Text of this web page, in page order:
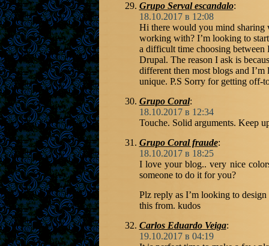
Grupo Serval escandalo:
18.10.2017 в 12:08
Hi there would you mind sharing
working with? I’m looking to
a difficult time choosing
Drupal. The reason I ask is
different then most blogs and
unique. P.S Sorry for getting
Grupo Coral:
18.10.2017 в 12:34
Touche. Solid arguments. Keep
Grupo Coral fraude:
18.10.2017 в 18:25
I love your blog.. very nice
someone to do it for you?
Plz reply as I’m looking to
this from. kudos
Carlos Eduardo Veiga:
19.10.2017 в 04:19